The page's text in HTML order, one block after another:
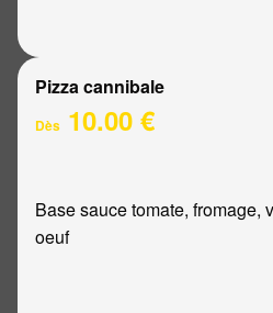
Pizza cannibale
Dès 10.00 €
Base sauce tomate, fromage,
oeuf